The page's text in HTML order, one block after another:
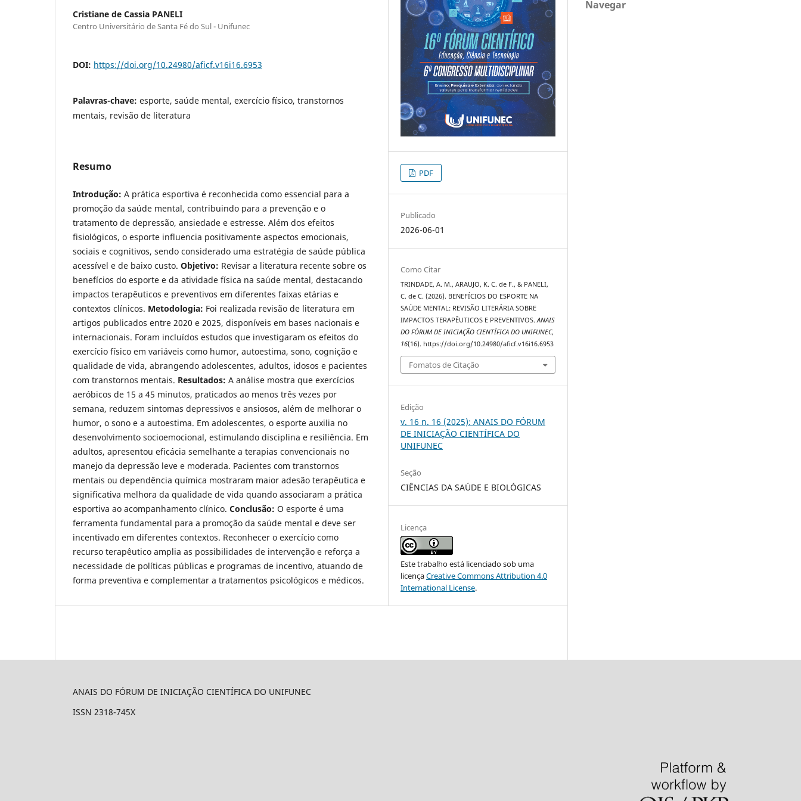
Cristiane de Cassia PANELI
Centro Universitário de Santa Fé do Sul - Unifunec
DOI: https://doi.org/10.24980/aficf.v16i16.6953
Palavras-chave: esporte, saúde mental, exercício físico, transtornos
mentais, revisão de literatura
Resumo
Introdução: A prática esportiva é reconhecida como essencial para a
promoção da saúde mental, contribuindo para a prevenção e o
tratamento de depressão, ansiedade e estresse. Além dos efeitos
fisiológicos, o esporte influencia positivamente aspectos emocionais,
sociais e cognitivos, sendo considerado uma estratégia de saúde pública
acessível e de baixo custo. Objetivo: Revisar a literatura recente sobre os
benefícios do esporte e da atividade física na saúde mental, destacando
impactos terapêuticos e preventivos em diferentes faixas etárias e
contextos clínicos. Metodologia: Foi realizada revisão de literatura em
artigos publicados entre 2020 e 2025, disponíveis em bases nacionais e
internacionais. Foram incluídos estudos que investigaram os efeitos do
exercício físico em variáveis como humor, autoestima, sono, cognição e
qualidade de vida, abrangendo adolescentes, adultos, idosos e pacientes
com transtornos mentais. Resultados: A análise mostra que exercícios
aeróbicos de 15 a 45 minutos, praticados ao menos três vezes por
semana, reduzem sintomas depressivos e ansiosos, além de melhorar o
humor, o sono e a autoestima. Em adolescentes, o esporte auxilia no
desenvolvimento socioemocional, estimulando disciplina e resiliência. Em
adultos, apresentou eficácia semelhante a terapias convencionais no
manejo da depressão leve e moderada. Pacientes com transtornos
mentais ou dependência química mostraram maior adesão terapêutica e
significativa melhora da qualidade de vida quando associaram a prática
esportiva ao acompanhamento clínico. Conclusão: O esporte é uma
ferramenta fundamental para a promoção da saúde mental e deve ser
incentivado em diferentes contextos. Reconhecer o exercício como
recurso terapêutico amplia as possibilidades de intervenção e reforça a
necessidade de políticas públicas e programas de incentivo, atuando de
forma preventiva e complementar a tratamentos psicológicos e médicos.
PDF
Publicado
2026-06-01
Como Citar
TRINDADE, A. M., ARAUJO, K. C. de F., & PANELI,
C. de C. (2026). BENEFÍCIOS DO ESPORTE NA
SAÚDE MENTAL: REVISÃO LITERÁRIA SOBRE
IMPACTOS TERAPÊUTICOS E PREVENTIVOS.ANAIS
DO FÓRUM DE INICIAÇÃO CIENTÍFICA DO UNIFUNEC,
16(16). https://doi.org/10.24980/aficf.v16i16.6953
Fomatos de Citação
Edição
v. 16 n. 16 (2025): ANAIS DO FÓRUM
DE INICIAÇÃO CIENTÍFICA DO
UNIFUNEC
Seção
CIÊNCIAS DA SAÚDE E BIOLÓGICAS
Licença
Este trabalho está licenciado sob uma
licençaCreative Commons Attribution 4.0
International License.
Navegar
ANAIS DO FÓRUM DE INICIAÇÃO CIENTÍFICA DO UNIFUNEC
ISSN 2318-745X